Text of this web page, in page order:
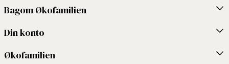
Bagom Økofamilien
Din konto
Økofamilien